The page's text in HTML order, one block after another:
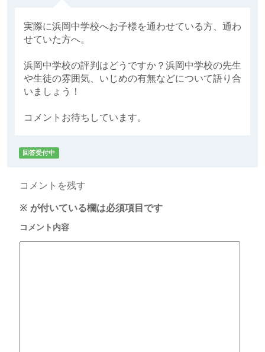
実際に浜岡中学校へお子様を通わせている方、通わ
せていた方へ。
浜岡中学校の評判はどうですか？浜岡中学校の先生
や生徒の雰囲気、いじめの有無などについて語り合
いましょう！
コメントお待ちしています。
回答受付中
コメントを残す
※ が付いている欄は必須項目です